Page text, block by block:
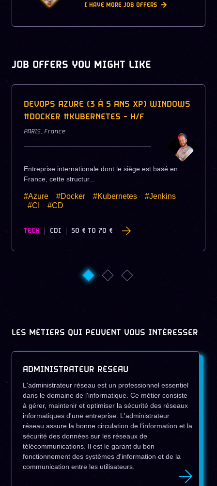
I HAVE MORE JOB OFFERS
JOB OFFERS YOU MIGHT LIKE
DEVOPS AZURE (3 À 5 ANS XP) WINDOWS
#DOCKER #KUBERNETES - H/F
PARIS, France
Entreprise internationale dont le siège est basé en
France, cette structur...
#Azure #Docker #Kubernetes
#Jenkins
#CI
#CD
TECH CDI 50 € TO 70 €
LES MÉTIERS QUI PEUVENT VOUS INTÉRESSER
ADMINISTRATEUR RÉSEAU
L'administrateur réseau est un professionnel essentiel
dans le domaine de l'informatique. Ce métier consiste
à gérer, maintenir et optimiser la sécurité des réseaux
informatiques d'une entreprise. L'administrateur
réseau assure la bonne circulation de l'information et la
sécurité des données sur les réseaux de
télécommunications. Il est le garant du bon
fonctionnement des systèmes d'information et de la
communication entre les utilisateurs.